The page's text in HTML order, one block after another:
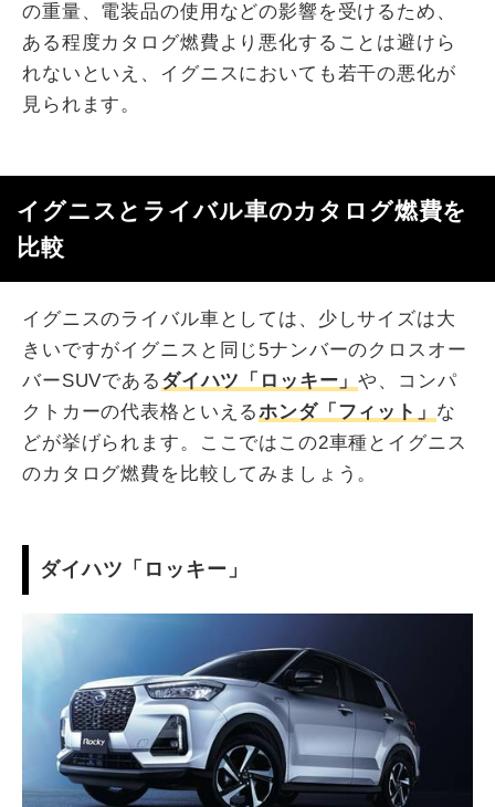
の重量、電装品の使用などの影響を受けるため、
ある程度カタログ燃費より悪化することは避けら
れないといえ、イグニスにおいても若干の悪化が
見られます。
イグニスとライバル車のカタログ燃費を
比較
イグニスのライバル車としては、少しサイズは大
きいですがイグニスと同じ5ナンバーのクロスオー
バーSUVである ダイハツ「ロッキー」や、コンパ
クトカーの代表格といえるホンダ「フィット」 な
どが挙げられます。ここではこの2車種とイグニス
のカタログ燃費を比較してみましょう。
ダイハツ「ロッキー」